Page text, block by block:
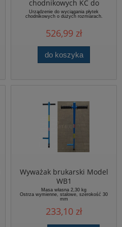
chodnikowych KC do
obrzeży , płyt i płyt
wieloformatowych
Urządzenie do wyciągania płytek
chodnikowych o dużych rozmiarach.
526,99 zł
do koszyka
Wyważak brukarski Model
WB1
Masa własna 2,30 kg
Ostrza wymienne, stalowe, szerokość 30
mm
233,10 zł